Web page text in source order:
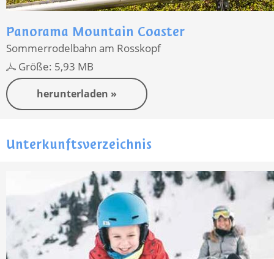
Panorama Mountain Coaster
Sommerrodelbahn am Rosskopf
Größe: 5,93 MB
herunterladen »
Unterkunftsverzeichnis